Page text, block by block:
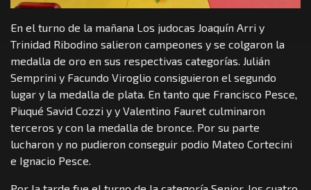
En el turno de la mañana Los judocas Joaquín Arri y
Trinidad Ribodino salieron campeones y se colgaron la
medalla de oro en sus respectivas categorías. Julián
Semprini y Facundo Viroglio consiguieron el segundo
lugar y la medalla de plata. En tanto que Francisco Pesce,
Piuqué Savid Cozzi y y Valentino Fauret culminaron
terceros y con la medalla de bronce. Por su parte
lucharon y no pudieron conseguir podio Mateo Cortecini
e Ignacio Pesce.